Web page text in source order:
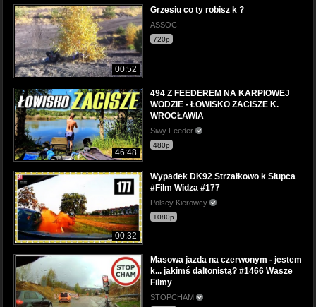
00:52
Grzesiu co ty robisz k ?
ASSOC
720p
46:48
494 Z FEEDEREM NA KARPIOWEJ
WODZIE - ŁOWISKO ZACISZE K.
WROCŁAWIA
Siwy Feeder
480p
00:32
Wypadek DK92 Strzałkowo k Słupca
#Film Widza #177
Polscy Kierowcy
1080p
Masowa jazda na czerwonym - jestem
k... jakimś daltonistą? #1466 Wasze
Filmy
STOPCHAM